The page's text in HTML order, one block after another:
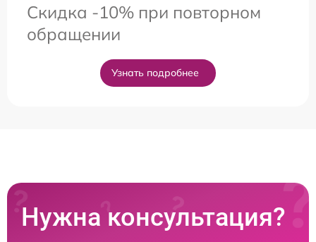
Скидка -10% при повторном
обращении
Узнать подробнее
Нужна консультация?